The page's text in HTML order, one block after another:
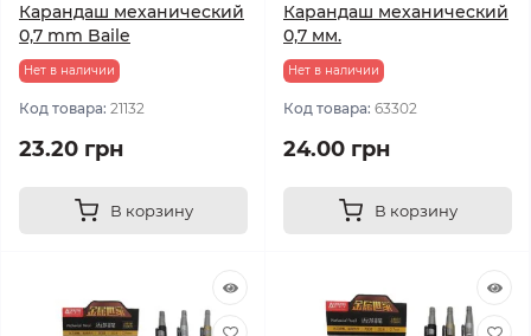
Карандаш механический
0,7 mm Baile
Нет в наличии
Код товара: 21132
23.20 грн
В корзину
Карандаш механический
0,7 мм.
Нет в наличии
Код товара: 63302
24.00 грн
В корзину